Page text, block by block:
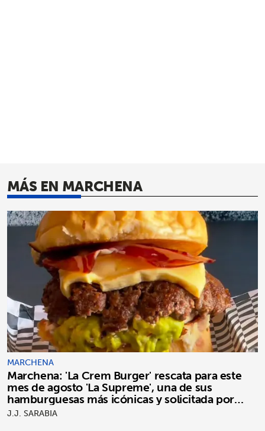
MÁS EN MARCHENA
MARCHENA
Marchena: 'La Crem Burger' rescata para este
mes de agosto 'La Supreme', una de sus
hamburguesas más icónicas y solicitada por
clientes
J.J. SARABIA